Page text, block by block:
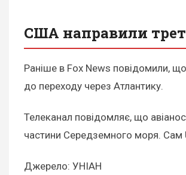
США направили
Раніше в Fox News повідомили,
до переходу через Атлантику.
Телеканал повідомляє, що
частини Середземного моря. Сам
Джерело: УНІАН